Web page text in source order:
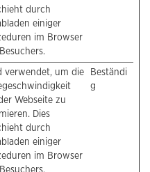
durch
einiger
im Browser
verwendet, um die
Webseite zu
Dies
durch
einiger
im Browser
Beständi
g